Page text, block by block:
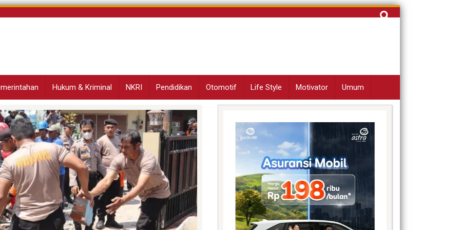
Cari
Hukum & Kriminal NKRI Pendidikan Otomotif Life Style Motivator Umum